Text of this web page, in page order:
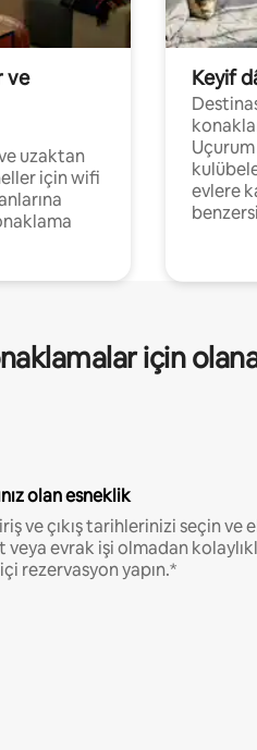
ve
uzaktan
için wifi
Keyif
evlere
için
olan esneklik
ve çıkış tarihlerinizi seçin ve
veya evrak işi olmadan
rezervasyon yapın.*